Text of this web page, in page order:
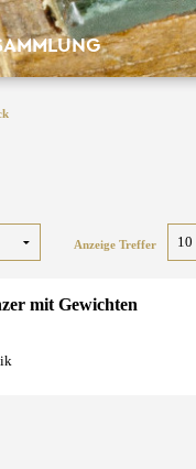
Anzeige Treffer
mit Gewichten